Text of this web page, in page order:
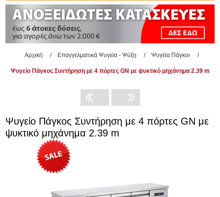
Αρχική / Επαγγελματικά Ψυγεία - Ψύξη / Ψυγεία Πάγκοι /
Ψυγείο Πάγκος Συντήρηση με 4 πόρτες GN με ψυκτικό μηχάνημα 2.39 m
Ψυγείο Πάγκος Συντήρηση με 4 πόρτες GN με
ψυκτικό μηχάνημα 2.39 m